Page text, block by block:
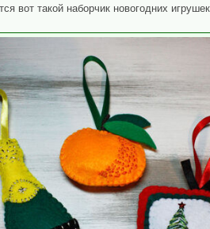
вот такой наборчик новогодних